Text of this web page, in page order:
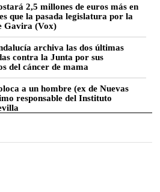
2,5 millones de euros más en
que la pasada legislatura por la
Gavira (Vox)
archiva las dos últimas
contra la Junta por sus
del cáncer de mama
a un hombre (ex de Nuevas
responsable del Instituto